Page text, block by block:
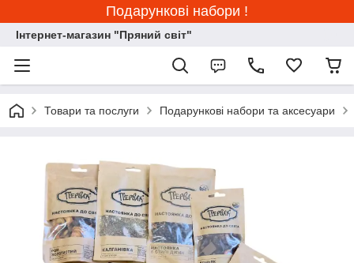
Подарункові набори !
Інтернет-магазин "Пряний світ"
Товари та послуги Подарункові набори та аксесуари